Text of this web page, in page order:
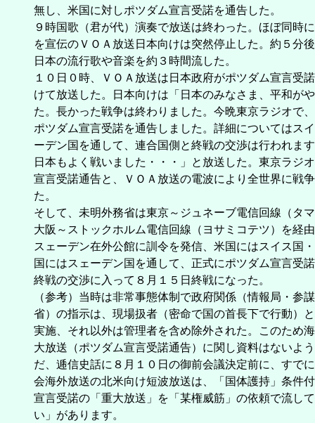
無し、米国に対しポツダム宣言受諾を通告した。
９時国歌（君が代）演奏で放送は終わった。ほぼ同時
を宣伝のＶＯＡ放送日本向けは突然停止した。約５分
日本の流行歌や音楽を約３時間流した。
１０日０時、ＶＯＡ放送は日本政府がポツダム宣言受
けて放送した。日本向けは「日本のみなさま、平和が
た。長かった戦争は終わりました。今晩東京ラジオで
ポツダム宣言受諾を通告しました。詳細についてはス
ーデン国を通して、連合国側と終戦の交渉は行われま
日本もよく戦いました・・・」と放送した。東京ラジ
宣言受諾通告と、ＶＯＡ放送の電波により全世界に戦
た。
そして、未明外務省は東京～ジュネーブ電信回線（タ
大阪～ストックホルム電信回線（ヨサミコテツ）を経
スェーデン在外公館に訓令を発信、米国にはスイス国
国にはスェーデン国を通して、正式にポツダム宣言受
終戦の交渉に入って８月１５日終戦になった。
（参考）当時は非常事態体制で政府関係（情報局・参
省）の指示は、現場扱者（密命で国の首長下で行動）
実施、それ以外は管理者を含め除外された。このため
大放送（ポツダム宣言受諾通告）に関し資料はないよ
だ、逓信史話に８月１０日の御前会議決定前に、すで
会海外放送の北米向け短波放送は、「国体護持」条件
宣言受諾の「重大放送」を「某権威筋」の依頼で流し
い」があります。